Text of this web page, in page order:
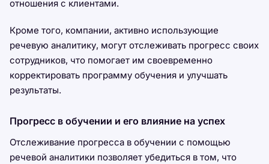
отношения с клиентами.
Кроме того, компании, активно использующие
речевую аналитику, могут отслеживать прогресс своих
сотрудников, что помогает им своевременно
корректировать программу обучения и улучшать
результаты.
Прогресс в обучении и его влияние на успех
Отслеживание прогресса в обучении с помощью
речевой аналитики позволяет убедиться в том, что